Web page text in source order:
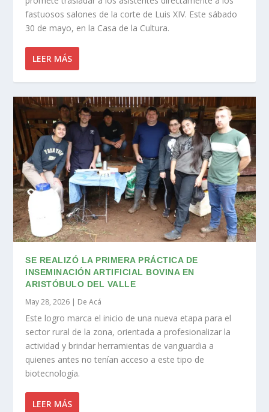
fastuosos salones de la corte de Luis XIV. Este sábado
30 de mayo, en la Casa de la Cultura.
LEER MÁS
SE REALIZÓ LA PRIMERA PRÁCTICA DE
INSEMINACIÓN ARTIFICIAL BOVINA EN
ARISTÓBULO DEL VALLE
May 28, 2026 | De Acá
Este logro marca el inicio de una nueva etapa para el
sector rural de la zona, orientada a profesionalizar la
actividad y brindar herramientas de vanguardia a
quienes antes no tenían acceso a este tipo de
biotecnología.
LEER MÁS